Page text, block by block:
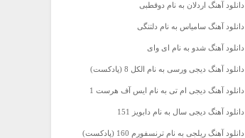
دانلود آهنگ اردلان به نام دوقطبی
دانلود آهنگ سامیاس به نام دلتنگی
دانلود آهنگ شدو به نام ای وای
دانلود آهنگ دیجی ورسی به نام الکل 8 (پادکست)
دانلود آهنگ دیجی ام تی به نام ایس آف هرست 1
دانلود آهنگ دیجی سال به نام دابویز 151
دانلود آهنگ ریلجی به نام ترنسفورم 160 (پادکست)